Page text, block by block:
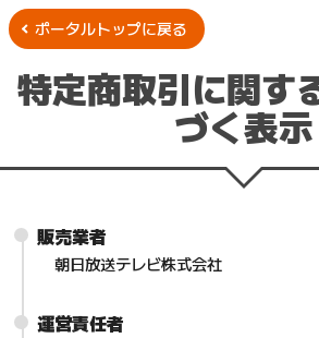
ポータルトップに戻る
特定商取引に関す
づく表示
販売業者
朝日放送テレビ株式会社
運営責任者